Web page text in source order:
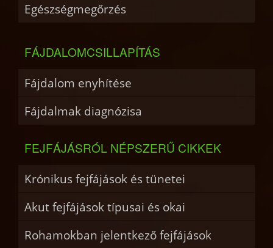
Egészségmegőrzés
FÁJDALOMCSILLAPÍTÁS
Fájdalom enyhítése
Fájdalmak diagnózisa
FEJFÁJÁSRÓL NÉPSZERŰ CIKKEK
Krónikus fejfájások és tünetei
Akut fejfájások típusai és okai
Rohamokban jelentkező fejfájások